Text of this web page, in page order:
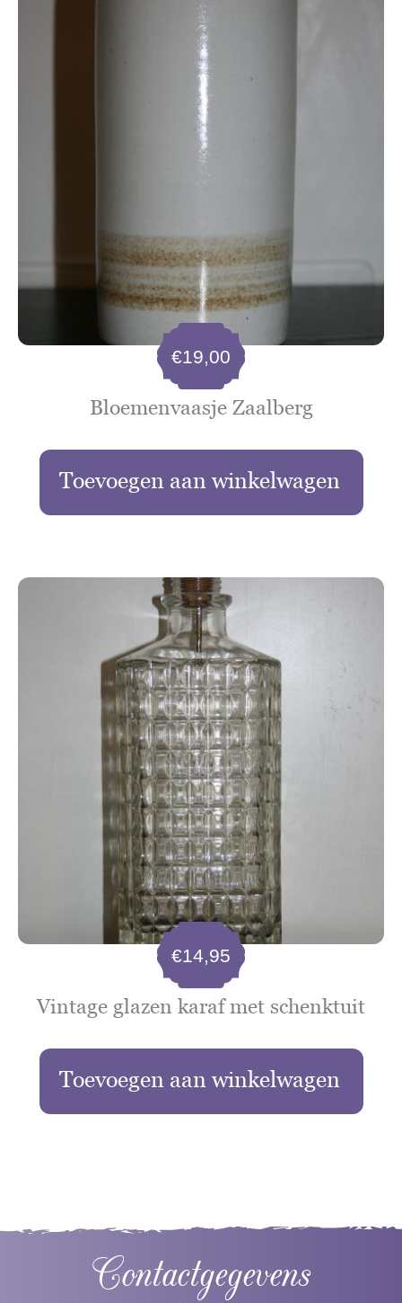
Bloemenvaasje Zaalberg
€19,00
Toevoegen aan winkelwagen
Vintage glazen karaf met schenktuit
€14,95
Toevoegen aan winkelwagen
Contactgegevens